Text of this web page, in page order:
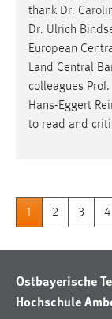
thank Dr.
Dr. Ulrich
European
Land Central
colleagues Prof.
Hans-Eggert
to read and
1 2 3 4
Ostbayerische
Hochschule